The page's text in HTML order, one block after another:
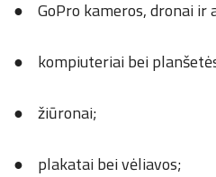
● GoPro kameros, dronai ir
● kompiuteriai bei
● žiūronai;
● plakatai bei vėliavos;